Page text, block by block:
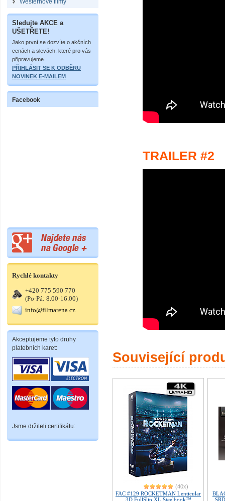
Westernové filmy
Sledujte AKCE a
UŠETŘETE!
Jako první se dozvíte o akčních
cenách a slevách, které pro vás
připravujeme.
PŘIHLÁSIT SE K ODBĚRU
NOVINEK E-MAILEM
Facebook
Rychlé kontakty
+420 775 590 770
(Po-Pá: 8.00-16.00)
info@filmarena.cz
Akceptujeme tyto druhy
platebních karet:
Jsme držiteli certifikátu:
TRAILER #2
Související
(40x)
FAC #129 ROCKETMAN Lenticular
3D FullSlip XL Steelbook™